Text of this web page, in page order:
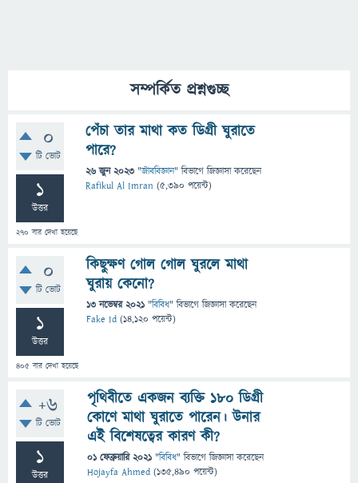
সম্পর্কিত প্রশ্নগুচ্ছ
0
টি ভোট
1
উত্তর
270 বার দেখা হয়েছে
পেঁচা তার মাথা কত ডিগ্রী ঘুরাতে
পারে?
26 জুন 2023 "জীববিজ্ঞান" বিভাগে জিজ্ঞাসাকরেছেন
Rafikul Al Imran (5,390 পয়েন্ট)
0
টি ভোট
1
উত্তর
405 বার দেখা হয়েছে
কিছুক্ষণ গোল গোল ঘুরলে মাথা
ঘুরায় কেনো?
13 নভেম্বর 2021 "বিবিধ" বিভাগে জিজ্ঞাসাকরেছেন
Fake Id (14,120 পয়েন্ট)
+6
টি ভোট
1
উত্তর
পৃথিবীতে একজন ব্যক্তি ১৮০ ডিগ্রী
কোণে মাথা ঘুরাতে পারেন। উনার
এই বিশেষত্বের কারণ কী?
01 ফেব্রুয়ারি 2021 "বিবিধ" বিভাগে জিজ্ঞাসাকরেছেন
Hojayfa Ahmed (135,490 পয়েন্ট)